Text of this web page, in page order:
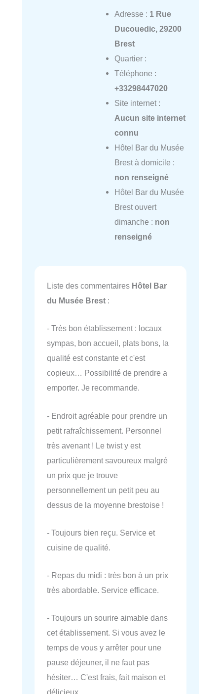
Adresse : 1 Rue
Ducouedic, 29200
Brest
Quartier :
Téléphone :
+33298447020
Site internet :
Aucun site internet
connu
Hôtel Bar du Musée
Brest à domicile :
non renseigné
Hôtel Bar du Musée
Brest ouvert
dimanche : non
renseigné
Liste des commentaires Hôtel Bar
du Musée Brest :
- Très bon établissement : locaux
sympas, bon accueil, plats bons, la
qualité est constante et c'est
copieux… Possibilité de prendre a
emporter. Je recommande.
- Endroit agréable pour prendre un
petit rafraîchissement. Personnel
très avenant ! Le twist y est
particulièrement savoureux malgré
un prix que je trouve
personnellement un petit peu au
dessus de la moyenne brestoise !
- Toujours bien reçu. Service et
cuisine de qualité.
- Repas du midi : très bon à un prix
très abordable. Service efficace.
- Toujours un sourire aimable dans
cet établissement. Si vous avez le
temps de vous y arrêter pour une
pause déjeuner, il ne faut pas
hésiter… C'est frais, fait maison et